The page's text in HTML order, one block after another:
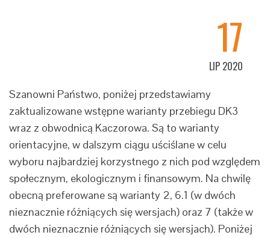
17
LIP 2020
Szanowni Państwo, poniżej przedstawiamy
zaktualizowane wstępne warianty przebiegu DK3
wraz z obwodnicą Kaczorowa. Są to warianty
orientacyjne, w dalszym ciągu uściślane w celu
wyboru najbardziej korzystnego z nich pod względem
społecznym, ekologicznym i finansowym. Na chwilę
obecną preferowane są warianty 2, 6.1 (w dwóch
nieznacznie różniących się wersjach) oraz 7 (także w
dwóch nieznacznie różniących się wersjach). Poniżej